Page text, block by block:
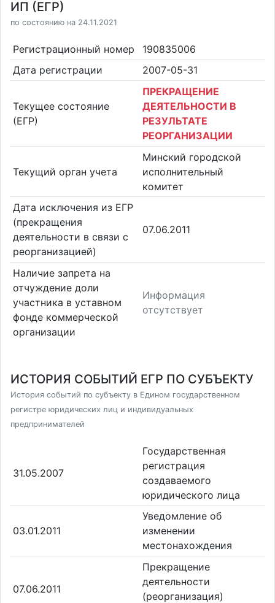
ИП (ЕГР)
по состоянию на 24.11.2021
Регистрационный номер
190835006
Дата регистрации
2007-05-31
Текущее состояние
(ЕГР)
ПРЕКРАЩЕНИЕ
ДЕЯТЕЛЬНОСТИ В
РЕЗУЛЬТАТЕ
РЕОРГАНИЗАЦИИ
Текущий орган учета
Минский городской
исполнительный
комитет
Дата исключения из ЕГР
(прекращения
деятельности в связи с
реорганизацией)
07.06.2011
Наличие запрета на
отчуждение доли
участника в уставном
фонде коммерческой
организации
Информация
отсутствует
ИСТОРИЯ СОБЫТИЙ ЕГР ПО СУБЪЕКТУ
История событий по субъекту в Едином государственном
регистре юридических лиц и индивидуальных
предпринимателей
31.05.2007
Государственная
регистрация
создаваемого
юридического лица
03.01.2011
Уведомление об
изменении
местонахождения
07.06.2011
Прекращение
деятельности
(реорганизация)